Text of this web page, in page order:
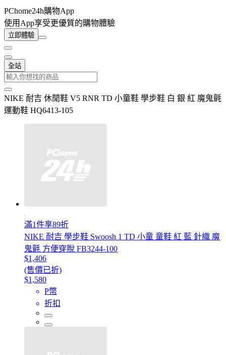
PChome24h購物App
使用App享受更優質的購物體驗
立即體驗
全站
NIKE 耐吉 休閒鞋 V5 RNR TD 小童鞋 學步鞋 白 銀 紅 魔鬼氈
運動鞋 HQ6413-105
滿1件享89折
NIKE 耐吉 學步鞋 Swoosh 1 TD 小童 童鞋 紅 藍 針織 魔
鬼氈 方便穿脫 FB3244-100
$1,406
(售價已折)
$1,580
P幣
折扣